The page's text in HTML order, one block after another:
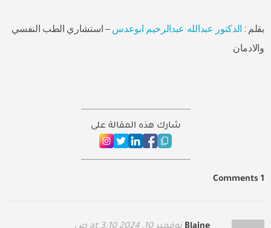
بقلم : الدكتور عبدالله عبدالرحيم ابوعدس– استشاري الطب النفسي
والادمان
شارك هذه المقالة على
1 Comments